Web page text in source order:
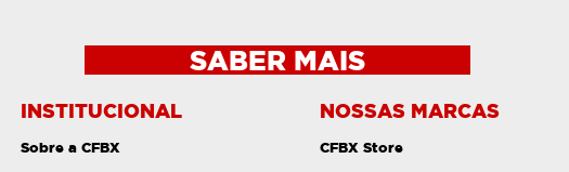
SABER MAIS
INSTITUCIONAL
Sobre a CFBX
NOSSAS MARCAS
CFBX Store